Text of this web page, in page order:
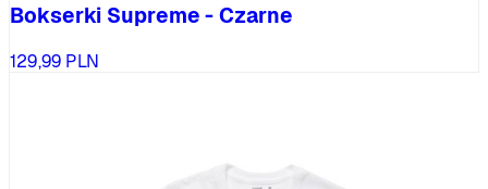
Bokserki Supreme - Czarne
129,99 PLN